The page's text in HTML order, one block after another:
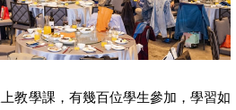
教學課，有幾百位學生參加，學習如